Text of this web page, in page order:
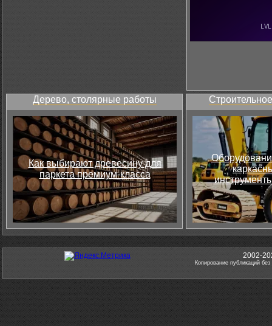
Дерево, столярные работы
Как выбирают древесину для
паркета премиум-класса
2002-
Копирование публикаций